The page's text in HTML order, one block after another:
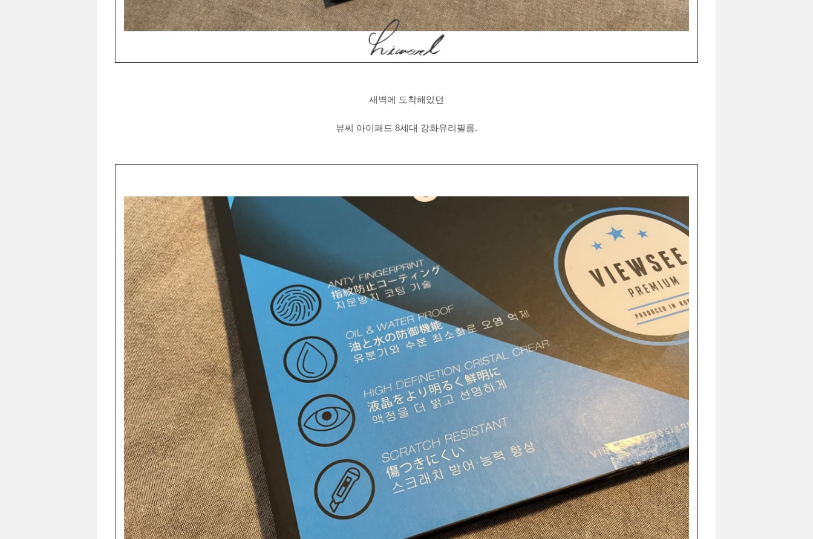
새벽에 도착해있던
뷰씨 아이패드 8세대 강화유리필름.